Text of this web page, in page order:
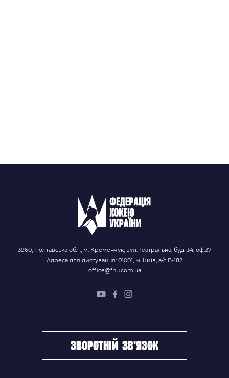
3960, Полтавська обл., м. Кременчук, вул. Театральна, буд. 34, оф.37
Адреса для листування: 01001, м. Київ, а/с В-182
office@fhu.com.ua
зворотній зв’язок